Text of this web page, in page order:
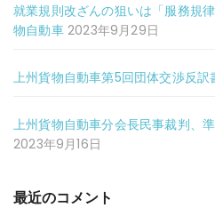
就業規則改ざんの狙いは「服務規
物自動車 2023年9月29日
上州貨物自動車第5回団体交渉反訳
上州貨物自動車分会長民事裁判、
2023年9月16日
最近のコメント